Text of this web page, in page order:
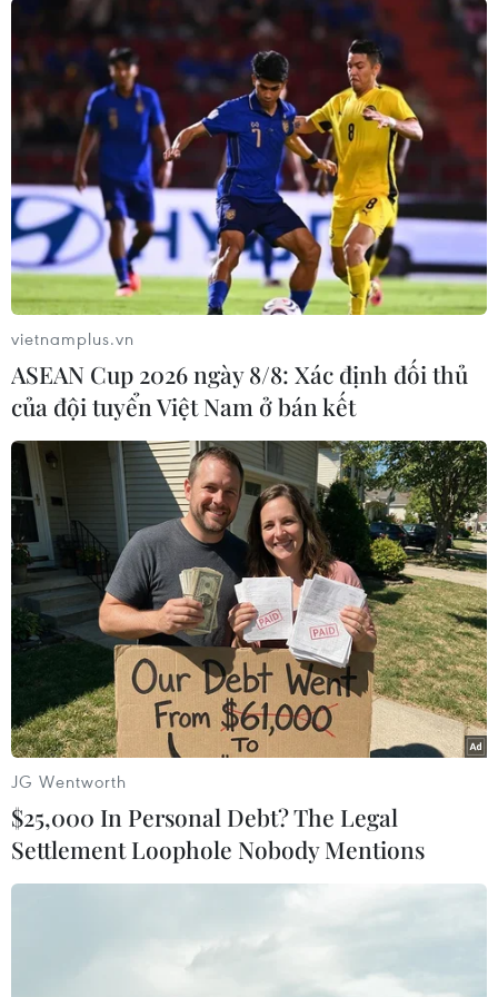
Các kiều bào tham dự buổi gặp mặt. (Ảnh: Dương
Thủ tướng Phạm Minh Chính phát biểu tại buổi gặp mặt kiều
bào dự Xuân quê hương năm 2022. (Ảnh: Dương
Giang/TTXVN)
vietnamplus.vn
ASEAN Cup 2026 ngày 8/8: Xác định đối thủ
của đội tuyển Việt Nam ở bán kết
JG Wentworth
$25,000 In Personal Debt? The Legal
Settlement Loophole Nobody Mentions